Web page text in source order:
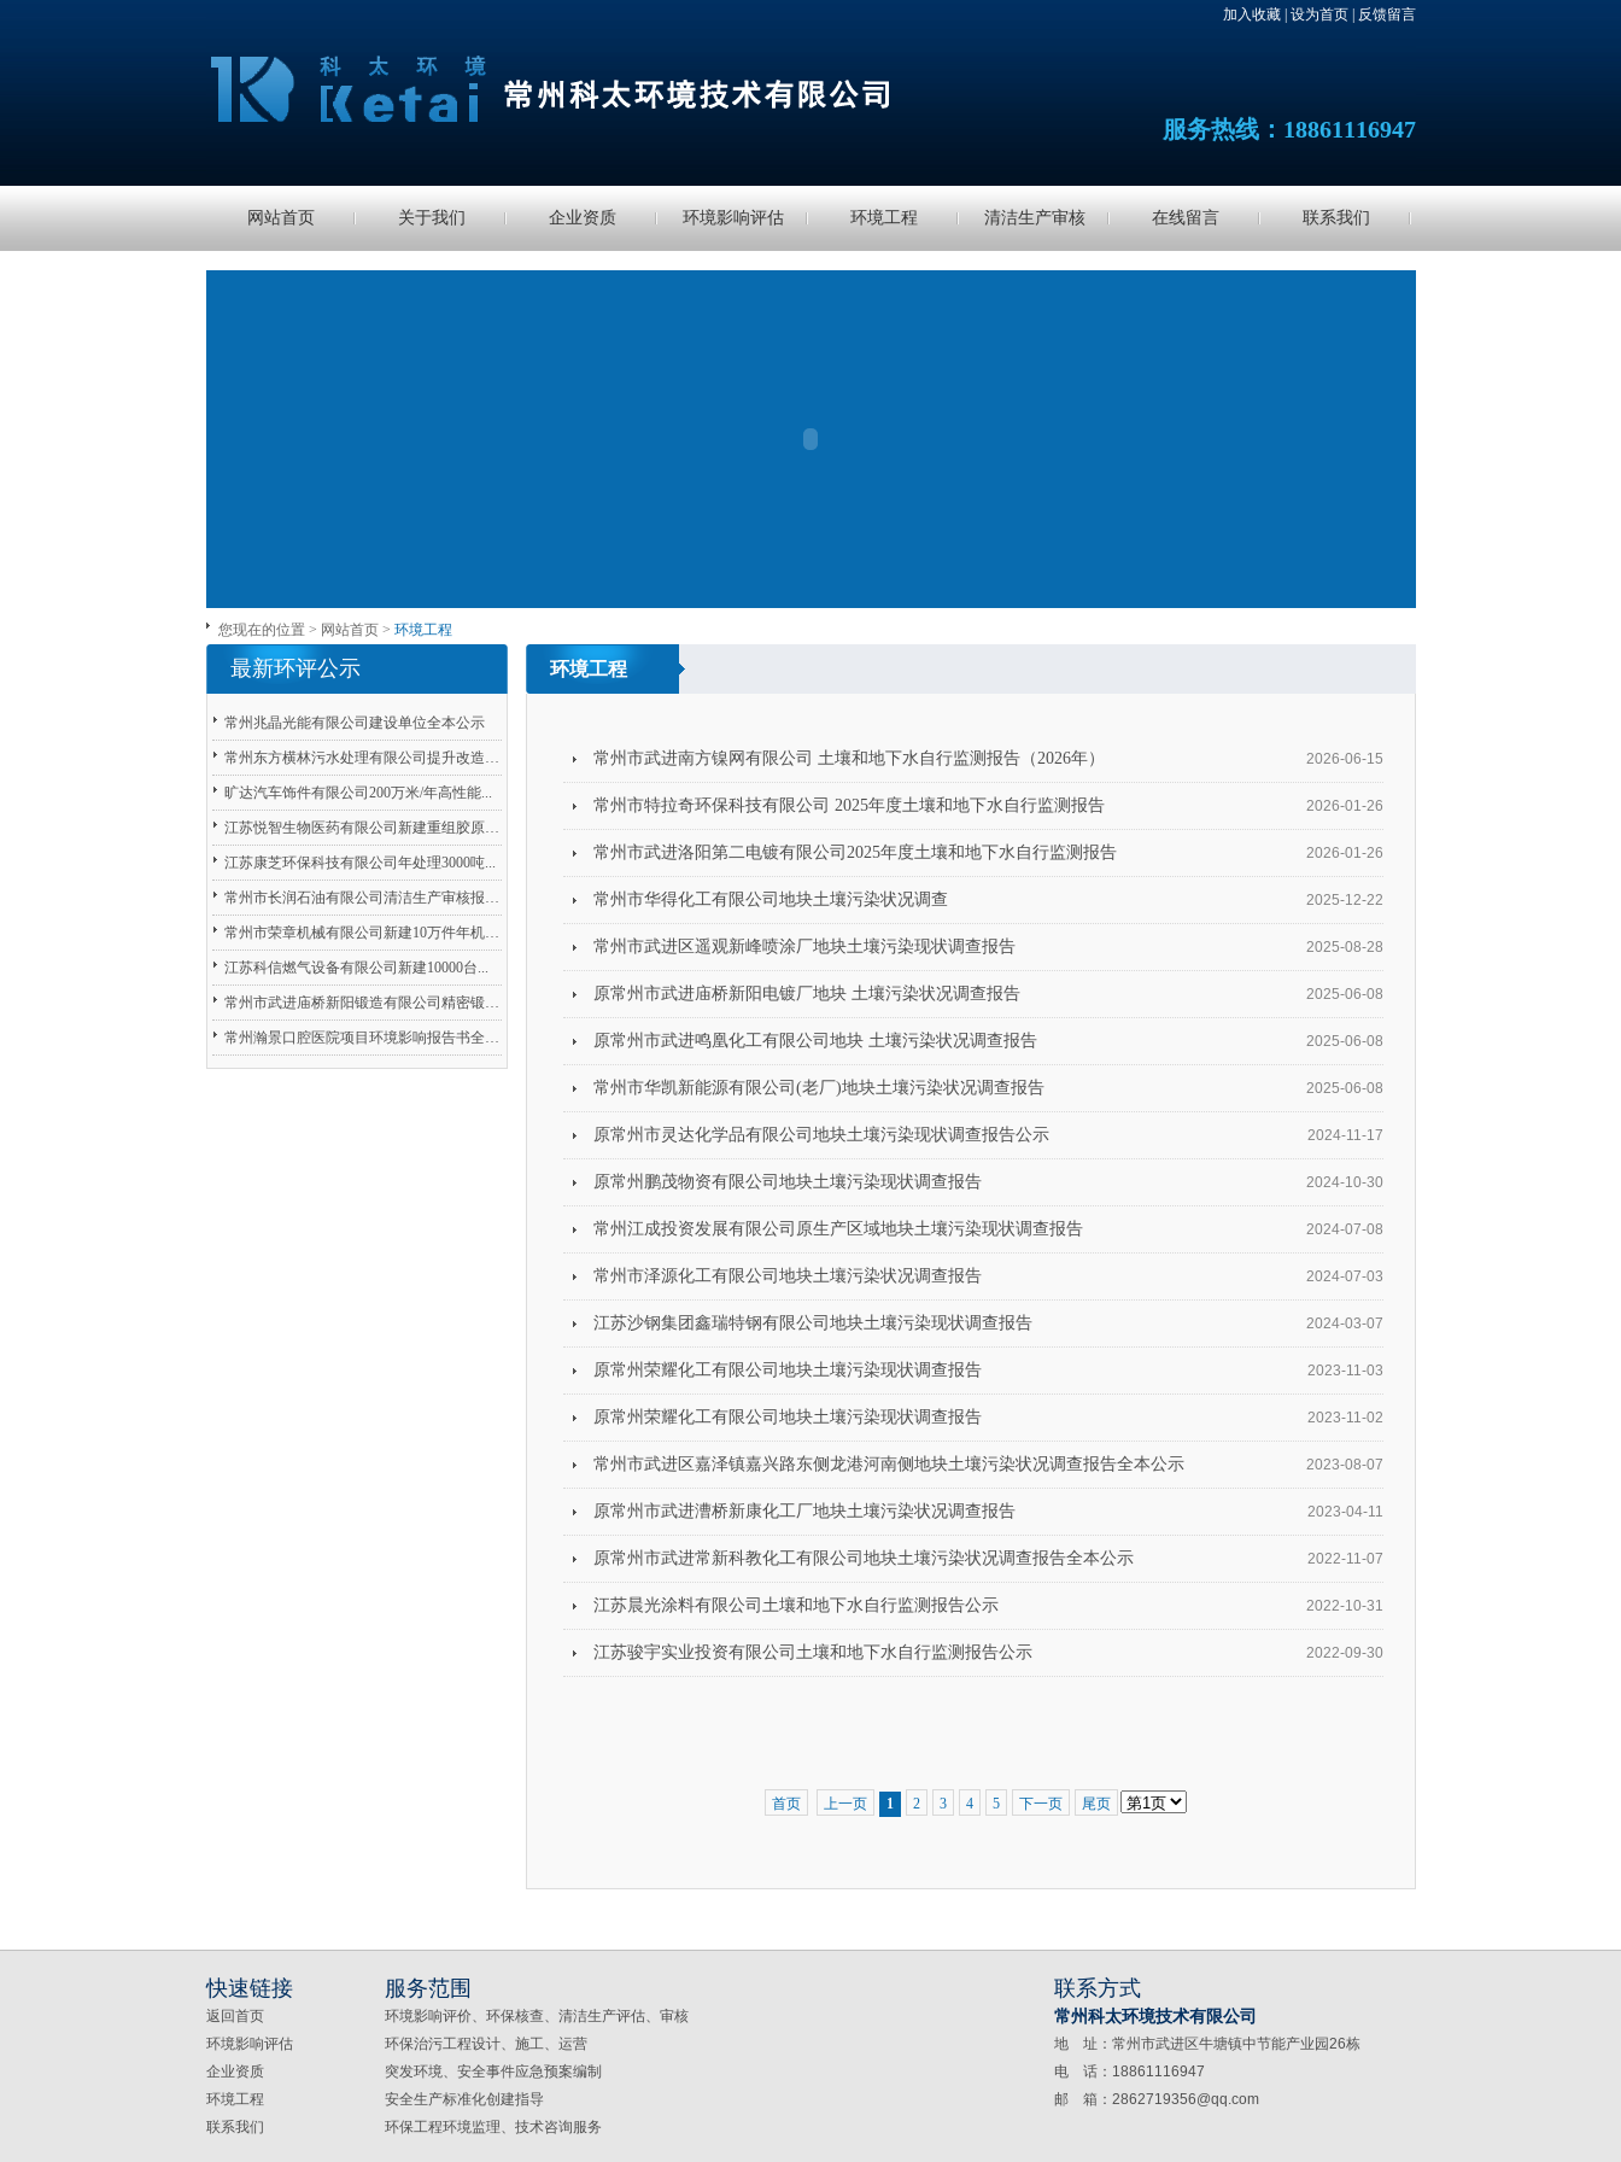
加入收藏| 设为首页| 反馈留言
服务热线：18861116947
网站首页 关于我们 企业资质 环境影响评估 环境工程 清洁生产审核 在线留言 联系我们
您现在的位置 > 网站首页> 环境工程
最新环评公示
常州兆晶光能有限公司建设单位全本公示
常州东方横林污水处理有限公司提升改造工程...
旷达汽车饰件有限公司200万米/年高性能...
江苏悦智生物医药有限公司新建重组胶原蛋白...
江苏康芝环保科技有限公司年处理3000吨...
常州市长润石油有限公司清洁生产审核报告全...
常州市荣章机械有限公司新建10万件年机械...
江苏科信燃气设备有限公司新建10000台...
常州市武进庙桥新阳锻造有限公司精密锻造机...
常州瀚景口腔医院项目环境影响报告书全本公...
环境工程
2026-06-15
常州市武进南方镍网有限公司 土壤和地下水自行监测报告（2026年）
2026-01-26
常州市特拉奇环保科技有限公司 2025年度土壤和地下水自行监测报告
2026-01-26
常州市武进洛阳第二电镀有限公司2025年度土壤和地下水自行监测报告
2025-12-22
常州市华得化工有限公司地块土壤污染状况调查
2025-08-28
常州市武进区遥观新峰喷涂厂地块土壤污染现状调查报告
2025-06-08
原常州市武进庙桥新阳电镀厂地块 土壤污染状况调查报告
2025-06-08
原常州市武进鸣凰化工有限公司地块 土壤污染状况调查报告
2025-06-08
常州市华凯新能源有限公司(老厂)地块土壤污染状况调查报告
2024-11-17
原常州市灵达化学品有限公司地块土壤污染现状调查报告公示
2024-10-30
原常州鹏茂物资有限公司地块土壤污染现状调查报告
2024-07-08
常州江成投资发展有限公司原生产区域地块土壤污染现状调查报告
2024-07-03
常州市泽源化工有限公司地块土壤污染状况调查报告
2024-03-07
江苏沙钢集团鑫瑞特钢有限公司地块土壤污染现状调查报告
2023-11-03
原常州荣耀化工有限公司地块土壤污染现状调查报告
2023-11-02
原常州荣耀化工有限公司地块土壤污染现状调查报告
2023-08-07
常州市武进区嘉泽镇嘉兴路东侧龙港河南侧地块土壤污染状况调查报告全本公示
2023-04-11
原常州市武进漕桥新康化工厂地块土壤污染状况调查报告
2022-11-07
原常州市武进常新科教化工有限公司地块土壤污染状况调查报告全本公示
2022-10-31
江苏晨光涂料有限公司土壤和地下水自行监测报告公示
2022-09-30
江苏骏宇实业投资有限公司土壤和地下水自行监测报告公示
首页 上一页 1 2 3 4 5 下一页 尾页
快速链接
返回首页
环境影响评估
企业资质
环境工程
联系我们
服务范围
环境影响评价、环保核查、清洁生产评估、审核
环保治污工程设计、施工、运营
突发环境、安全事件应急预案编制
安全生产标准化创建指导
环保工程环境监理、技术咨询服务
联系方式
常州科太环境技术有限公司
地 址：常州市武进区牛塘镇中节能产业园26栋
电 话：18861116947
邮 箱：2862719356@qq.com